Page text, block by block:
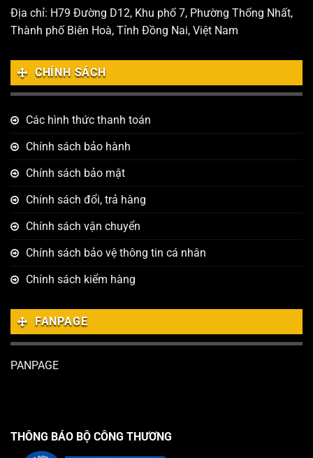
Địa chỉ: H79 Đường D12, Khu phố 7, Phường Thống Nhất,
Thành phố Biên Hoà, Tỉnh Đồng Nai, Việt Nam
CHÍNH SÁCH
Các hình thức thanh toán
Chính sách bảo hành
Chính sách bảo mật
Chính sách đổi, trả hàng
Chính sách vận chuyển
Chính sách bảo vệ thông tin cá nhân
Chính sách kiểm hàng
FANPAGE
PANPAGE
THÔNG BÁO BỘ CÔNG THƯƠNG